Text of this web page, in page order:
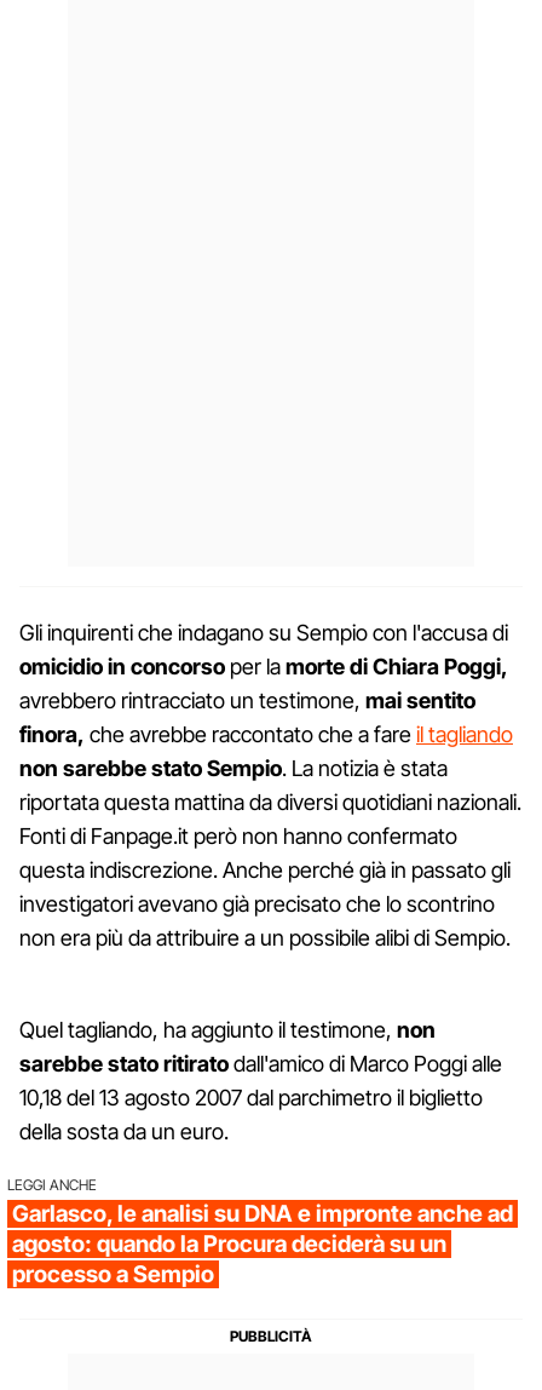
Gli inquirenti che indagano su Sempio con l'accusa di
omicidio in concorso per lamorte di Chiara Poggi,
avrebbero rintracciato un testimone, mai sentito
finora, che avrebbe raccontato che a fareil tagliando
non sarebbe stato Sempio. La notizia è stata
riportata questa mattina da diversi quotidiani nazionali.
Fonti di Fanpage.it però non hanno confermato
questa indiscrezione. Anche perché già in passato gli
investigatori avevano già precisato che lo scontrino
non era più da attribuire a un possibile alibi di Sempio.
Quel tagliando, ha aggiunto il testimone, non
sarebbe stato ritiratodall'amico di Marco Poggi alle
10,18 del 13 agosto 2007 dal parchimetro il biglietto
della sosta da un euro.
LEGGI ANCHE
Garlasco, le analisi su DNA e impronte anche ad
agosto: quando la Procura deciderà su un
processo a Sempio